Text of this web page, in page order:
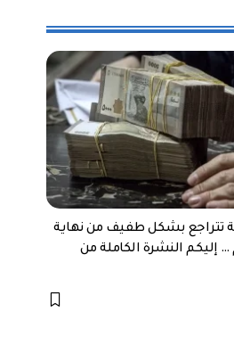
تتراجع بشكل طفيف من نهاية
… إليكم النشرة الكاملة من